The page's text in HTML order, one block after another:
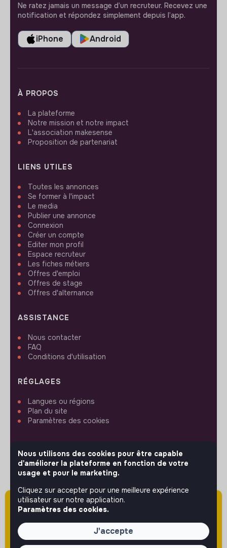
Attention cette annonce a été publiée il y a
plus de 60 jours (le 29/04/2026) et est sans
doute expirée ou non mise à jour.
Ne ratez jamais un message d’un recruteur. Recevez une
notification et répondez simplement depuis l’app.
iPhone Android
À PROPOS
La plateforme
Notre mission et notre impact
L'association makesense
Proposition de partenariat
LIENS UTILES
Toutes les annonces
Se former à l'impact
Le media
Publier une annonce
Connexion
Créer un compte
Editer mon profil
Espace recruteur
Les fiches métiers
Offres d'emploi
Offres de stage
Offres d'alternance
ASSISTANCE
Nous contacter
FAQ
Conditions d'utilisation
RÉGLAGES
Langues ou régions
Plan du site
Paramètres des cookies
SUIVEZ-NOUS
© 2026 jobs that makesense.
Nous utilisons des cookies pour être capable
d'améliorer la plateforme en fonction de votre
usage et pour le marketing.
Cliquez sur accepter pour une meilleure expérience
utilisateur sur notre application.
Paramètres des cookies.
J'accepte